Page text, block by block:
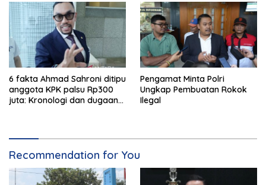
6 fakta Ahmad Sahroni ditipu
anggota KPK palsu Rp300
juta: Kronologi dan dugaan
Pengamat Minta Polri
Ungkap Pembuatan Rokok
Ilegal
Recommendation for You